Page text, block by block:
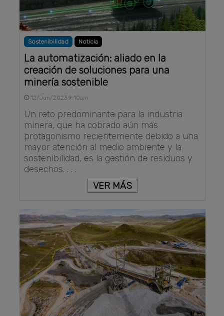
Sostenibilidad Noticia
La automatización: aliado en la
creación de soluciones para una
minería sostenible
12/Jun/2023 9:10am
Un reto predominante para la industria
minera, que ha cobrado aún más
protagonismo recientemente debido a una
mayor atención al medio ambiente y la
sostenibilidad, es la gestión de residuos y
desechos. . . .
VER MÁS